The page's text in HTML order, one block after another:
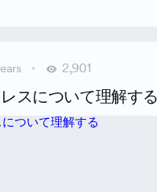
2,901
スについて理解す